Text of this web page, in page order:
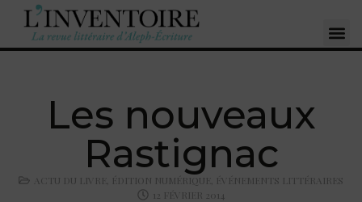
Les nouveaux
Rastignac
ACTU DU LIVRE ÉDITION NUMÉRIQUE
ÉVÉNEMENTS LITTÉRAIRES
12 FÉVRIER 2014